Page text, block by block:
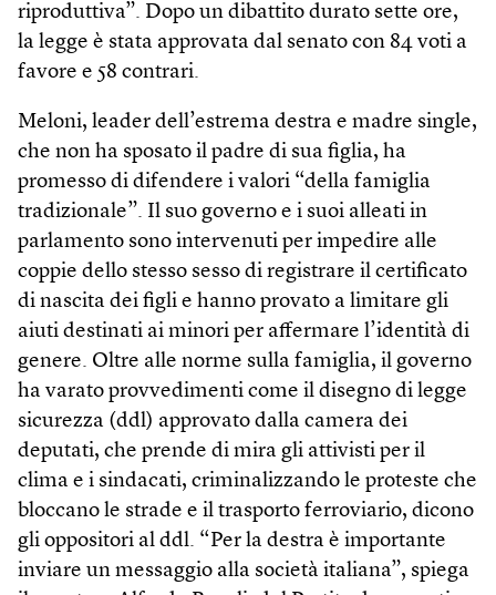
riproduttiva”. Dopo un dibattito durato sette ore,
la legge è stata approvata dal senato con 84 voti a
favore e 58 contrari.
Meloni, leader dell’estrema destra e madre single,
che non ha sposato il padre di sua figlia, ha
promesso di difendere i valori “della famiglia
tradizionale”. Il suo governo e i suoi alleati in
parlamento sono intervenuti per impedire alle
coppie dello stesso sesso di registrare il certificato
di nascita dei figli e hanno provato a limitare gli
aiuti destinati ai minori per affermare l’identità di
genere. Oltre alle norme sulla famiglia, il governo
ha varato provvedimenti come il disegno di legge
sicurezza (ddl) approvato dalla camera dei
deputati, che prende di mira gli attivisti per il
clima e i sindacati, criminalizzando le proteste che
bloccano le strade e il trasporto ferroviario, dicono
gli oppositori al ddl. “Per la destra è importante
inviare un messaggio alla società italiana”, spiega